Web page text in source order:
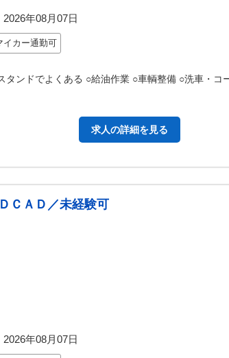
2026年08月07日
イカー通勤可
ンドでよくある ○給油作業 ○車輌整備 ○洗車・
求人の詳細を見る
ＣＡＤ／未経験可
2026年08月07日